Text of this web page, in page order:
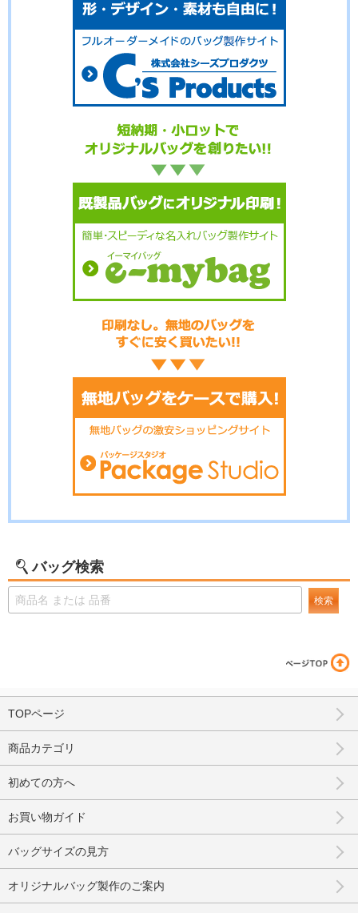
バッグ検索
検索
TOPページ
商品カテゴリ
初めての方へ
お買い物ガイド
バッグサイズの見方
オリジナルバッグ製作のご案内